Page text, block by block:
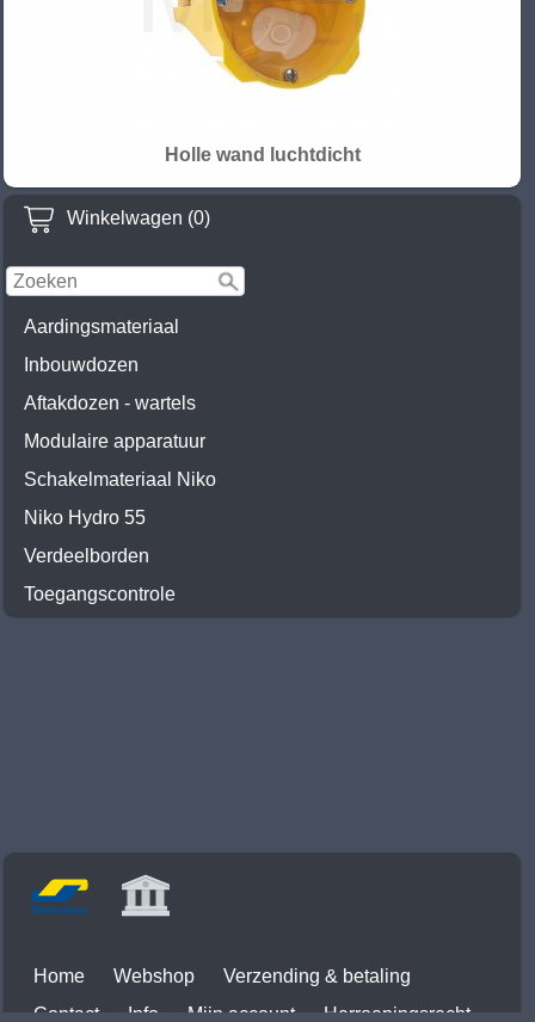
Winkelwagen (0)
Aardingsmateriaal
Inbouwdozen
Aftakdozen - wartels
Modulaire apparatuur
Schakelmateriaal Niko
Niko Hydro 55
Verdeelborden
Toegangscontrole
Holle wand luchtdicht
Home Webshop
Verzending & betaling
Contact
Info Mijn account Herroepingsrecht